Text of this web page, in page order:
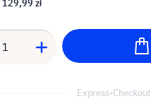
129,99 zł
Express-Checkout